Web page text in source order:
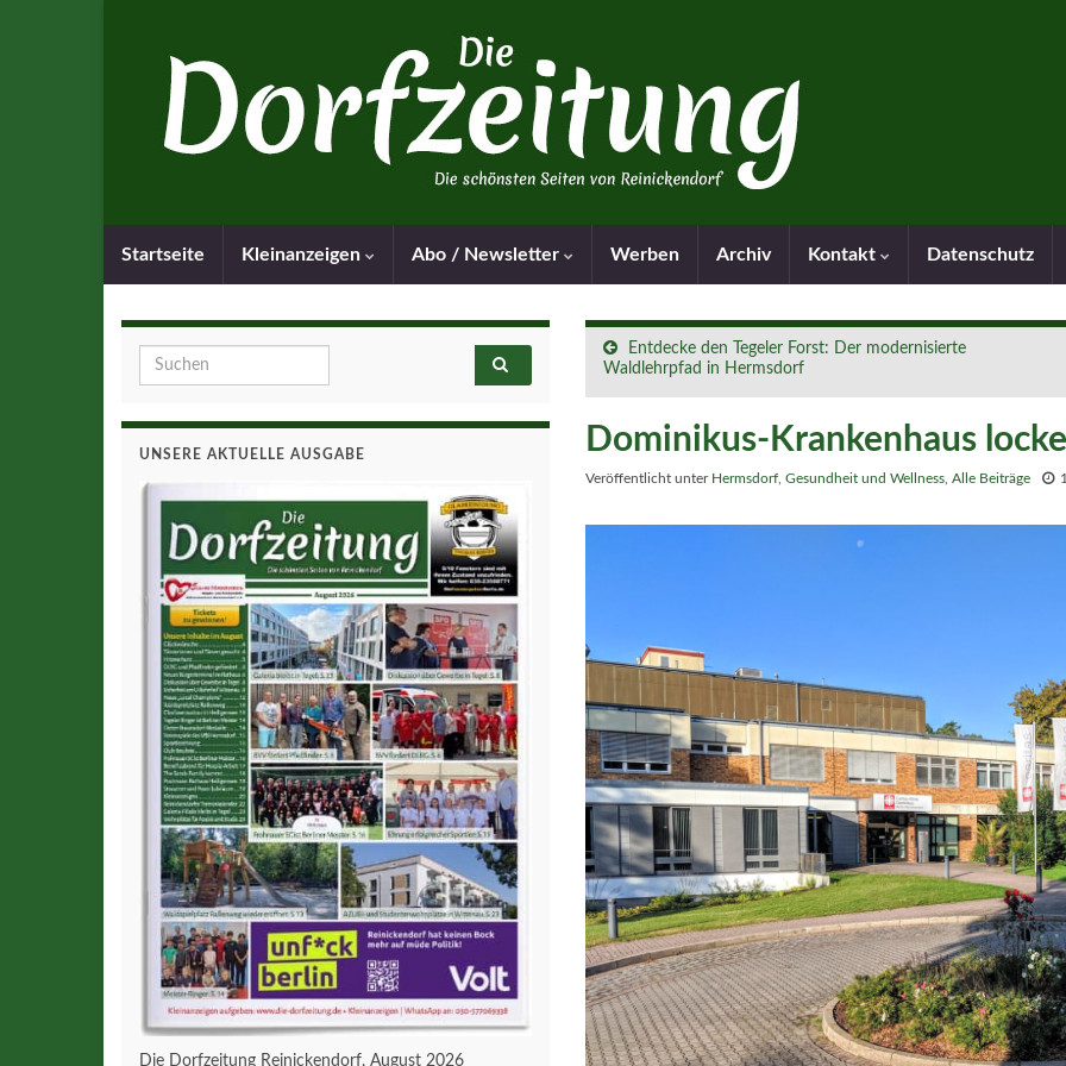
Startseite Kleinanzeigen Abo / Newsletter Werben Archiv Kontakt Datenschutz
Entdecke den Tegeler Forst: Der modernisierte
Waldlehrpfad in Hermsdorf
Dominikus-Krankenhaus
Veröffentlicht unter Hermsdorf Gesundheit und Wellness Alle Beiträge
Search for:
UNSERE AKTUELLE AUSGABE
Die Dorfzeitung Reinickendorf, August 2026